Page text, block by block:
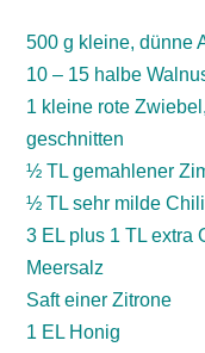
500 g kleine, dünne
10 – 15 halbe
1 kleine rote
geschnitten
½ TL gemahlener
½ TL sehr milde
3 EL plus 1 TL extra
Meersalz
Saft einer Zitrone
1 EL Honig